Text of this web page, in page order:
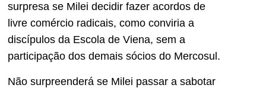
surpresa se Milei decidir fazer acordos de
livre comércio radicais, como conviria a
discípulos da Escola de Viena, sem a
participação dos demais sócios do Mercosul.
Não surpreenderá se Milei passar a sabotar